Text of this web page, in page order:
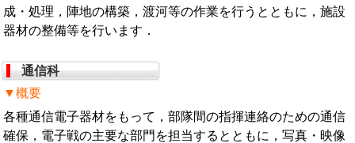
成・処理，陣地の構築，渡河等の作業を行うとともに，施設
器材の整備等を行います．
通信科
▼概要
各種通信電子器材をもって，部隊間の指揮連絡のための通信
確保，電子戦の主要な部門を担当するとともに，写真・映像